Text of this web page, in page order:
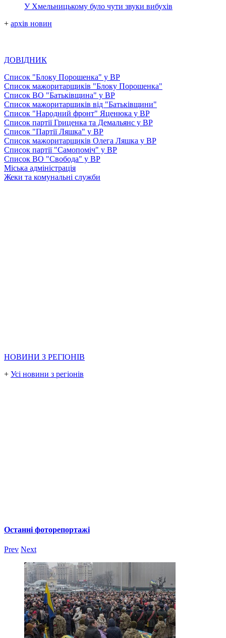
У Хмельницькому було чути звуки вибухів
+ архів новин
ДОВІДНИК
Список "Блоку Порошенка" у ВР
Список мажоритарщиків "Блоку Порошенка"
Список ВО "Батьківщина" у ВР
Список мажоритарщиків від "Батьківщини"
Список "Народний фронт" Яценюка у ВР
Список партії Гриценка та Демальянс у ВР
Список "Партії Ляшка" у ВР
Список мажоритарщиків Олега Ляшка у ВР
Список партії "Самопоміч" у ВР
Список ВО "Свобода" у ВР
Міська адміністрація
Жеки та комунальні служби
НОВИНИ З РЕГІОНІВ
+ Усі новини з регіонів
Останні фоторепортажі
Prev Next